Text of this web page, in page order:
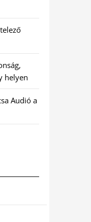
helyen
Audió a